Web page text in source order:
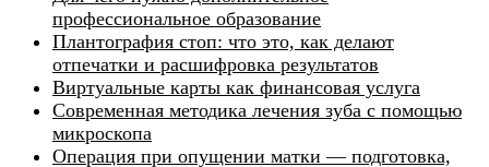
профессиональное образование
Плантография стоп: что это, как делают
отпечатки и расшифровка результатов
Виртуальные карты как финансовая услуга
Современная методика лечения зуба с помощью
микроскопа
Операция при опущении матки — подготовка,